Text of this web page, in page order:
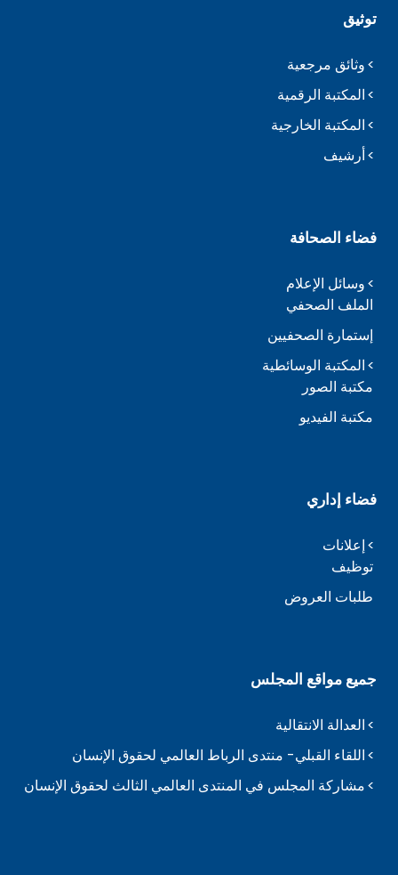
توثيق
وثائق مرجعية
المكتبة الرقمية
المكتبة الخارجية
أرشيف
فضاء الصحافة
وسائل الإعلام
الملف الصحفي
إستمارة الصحفيين
المكتبة الوسائطية
مكتبة الصور
مكتبة الفيديو
فضاء إداري
إعلانات
توظيف
طلبات العروض
جميع مواقع المجلس
العدالة الانتقالية
اللقاء القبلي- منتدى الرباط العالمي لحقوق الإنسان
مشاركة المجلس في المنتدى العالمي الثالث لحقوق الإنسان